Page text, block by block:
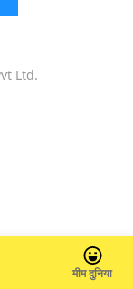
Ltd.
मीम दुनिया